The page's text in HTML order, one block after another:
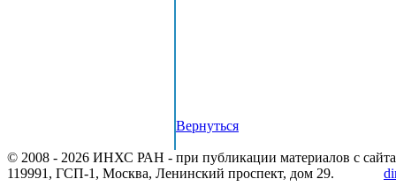
Вернуться
© 2008 - 2026 ИНХС РАН - при публикации материалов с сайта
119991, ГСП-1, Москва, Ленинский проспект, дом 29.